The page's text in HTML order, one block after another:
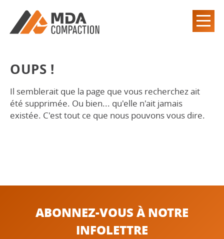
OUPS !
Il semblerait que la page que vous recherchez ait
été supprimée. Ou bien... qu'elle n'ait jamais
existée. C'est tout ce que nous pouvons vous dire.
ABONNEZ-VOUS À NOTRE
INFOLETTRE